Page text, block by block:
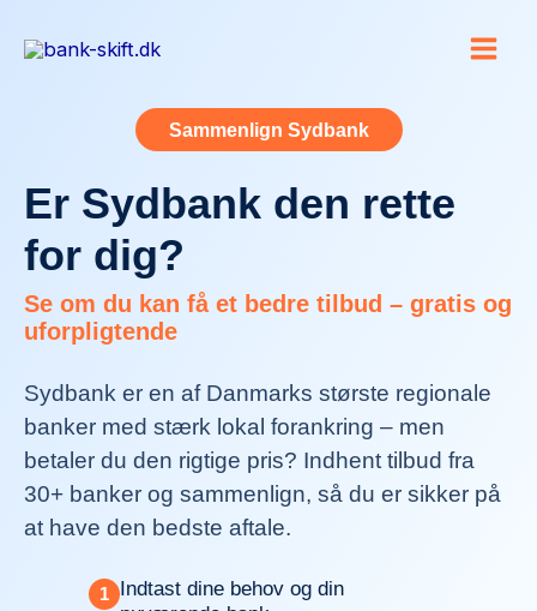
Sammenlign Sydbank
Er Sydbank den rette
for dig?
Se om du kan få et bedre tilbud – gratis og
uforpligtende
Sydbank er en af Danmarks største regionale
banker med stærk lokal forankring – men
betaler du den rigtige pris? Indhent tilbud fra
30+ banker og sammenlign, så du er sikker på
at have den bedste aftale.
1
Indtast dine behov og din